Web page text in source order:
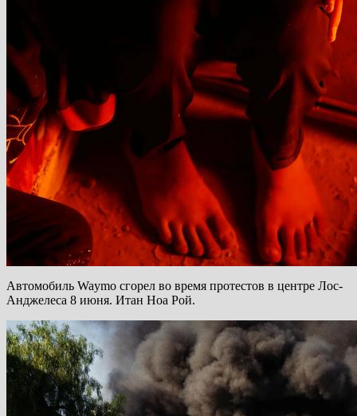
Автомобиль Waymo сгорел во время протестов в центре Лос-
Анджелеса 8 июня. Итан Ноа Рой.